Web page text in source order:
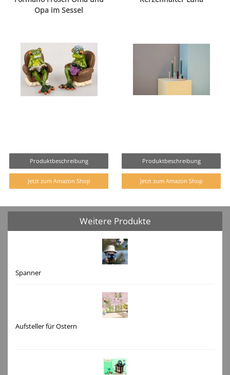
Opa im Sessel
Produktbeschreibung
Jetzt zum Amazon Shop
Produktbeschreibung
Jetzt zum Amazon Shop
Weitere Produkte
Spanner
Aufsteller für Ostern